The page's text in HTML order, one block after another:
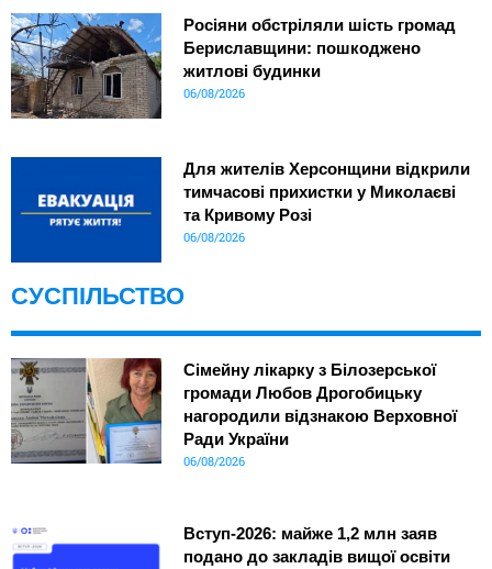
Росіяни обстріляли шість громад
Бериславщини: пошкоджено
житлові будинки
06/08/2026
Для жителів Херсонщини відкрили
тимчасові прихистки у Миколаєві
та Кривому Розі
06/08/2026
СУСПІЛЬСТВО
Сімейну лікарку з Білозерської
громади Любов Дрогобицьку
нагородили відзнакою Верховної
Ради України
06/08/2026
Вступ-2026: майже 1,2 млн заяв
подано до закладів вищої освіти